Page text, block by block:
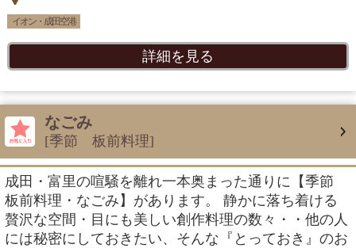
イオン・成田空港
詳細を見る
なごみ
[季節 板前料理]
成田・富里の喧騒を離れ一本奥まった通りに【季節
板前料理・なごみ】があります。 静かに落ち着ける
贅沢な空間・目にも美しい創作料理の数々・・他の人
には秘密にしておきたい、そんな『とっておき』のお